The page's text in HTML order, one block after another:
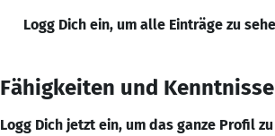
Logg Dich ein, um alle Einträge zu
Fähigkeiten und Kenntnisse
Logg Dich jetzt ein, um das ganze Profil